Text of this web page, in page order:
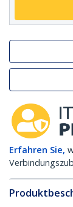
Erfahren Sie,